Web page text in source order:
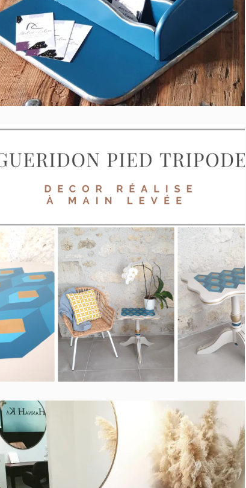
GUERIDON PIED TRIPODE
Contemporain